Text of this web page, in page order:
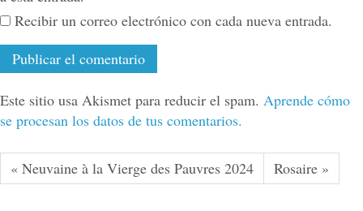
Recibir un correo electrónico con cada nueva entrada.
Este sitio usa Akismet para reducir el spam. Aprende cómo
se procesan los datos de tus comentarios.
« Neuvaine à la Vierge des Pauvres 2024 Rosaire »